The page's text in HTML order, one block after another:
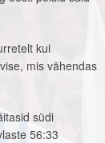
kui
mis vähendas
südi
56:33